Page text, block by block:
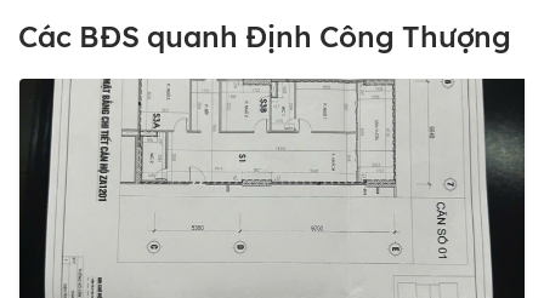
Các BĐS quanh Định Công Thượng